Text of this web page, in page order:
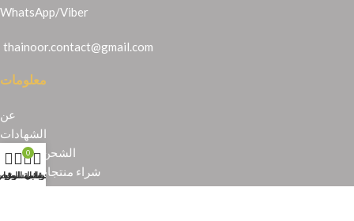
WhatsApp/Viber
thainoor.contact@gmail.com
معلومات
عن
الشهادات
الشحن والإرجاع
شراء منتجات تايلندية
قائمة
0
عربة التسوق
حسابي